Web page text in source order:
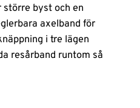
större byst och en
axelband för
i tre lägen
resårband runtom så